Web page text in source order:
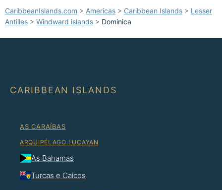
CaribbeanIslands.com > Americas > Caribbean Islands > Lesser
Antilles > Windward islands > Dominica
CARIBBEAN ISLANDS
AS CARAÍBAS
ARQUIPÉLAGO LUCAYAN
As Bahamas
Turcas e Caicos